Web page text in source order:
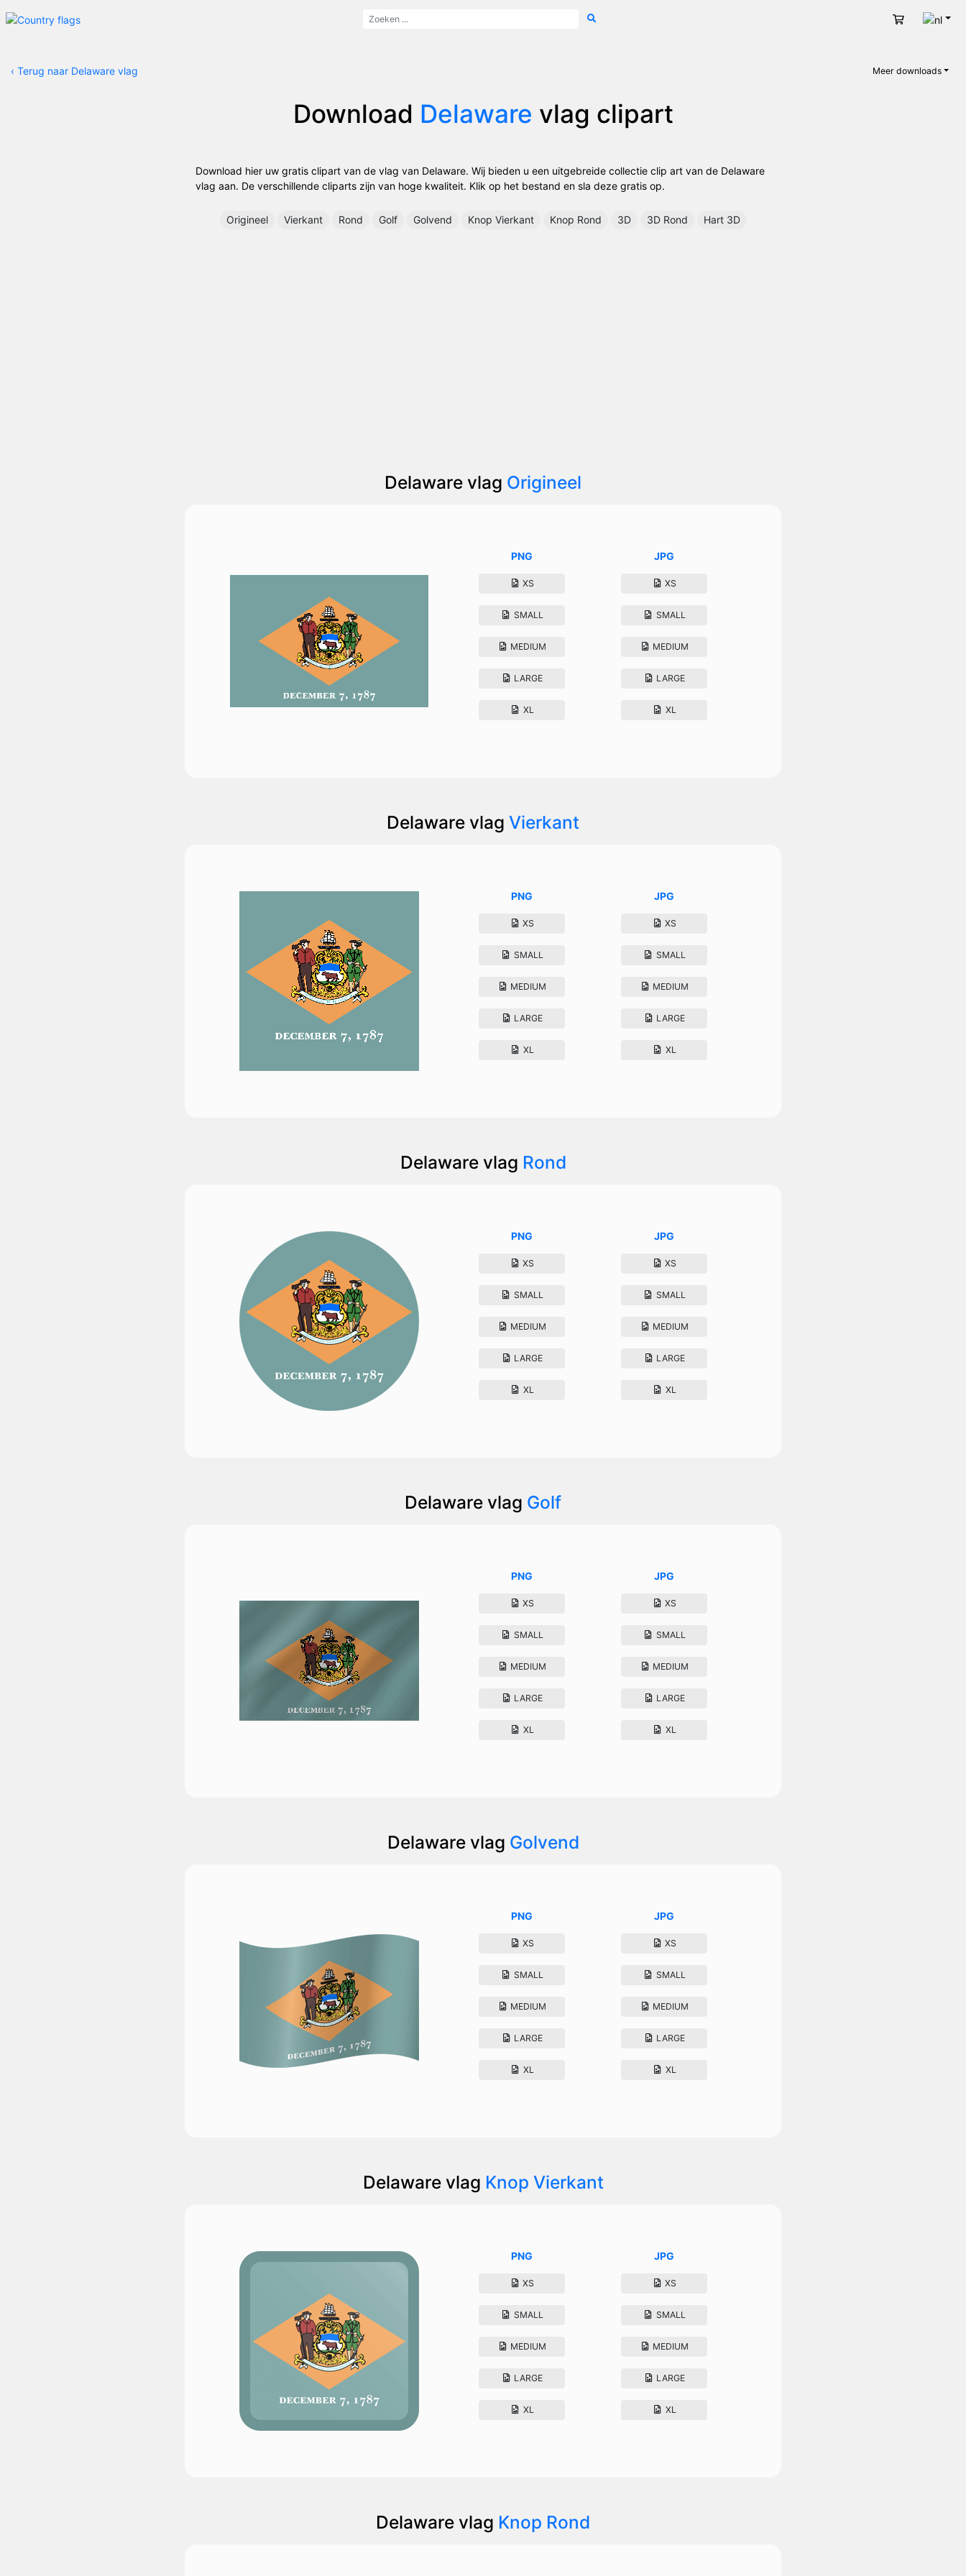
Winkelwagen
‹ Terug naar Delaware vlag Meer downloads
Download Delaware vlag clipart
Download hier uw gratis clipart van de vlag van Delaware. Wij bieden u een uitgebreide collectie clip art van de Delaware
vlag aan. De verschillende cliparts zijn van hoge kwaliteit. Klik op het bestand en sla deze gratis op.
Origineel Vierkant Rond Golf Golvend Knop Vierkant Knop Rond 3D 3D Rond Hart 3D
Delaware vlag Origineel
PNG
XS
SMALL
MEDIUM
LARGE
XL
JPG
XS
SMALL
MEDIUM
LARGE
XL
Delaware vlag Vierkant
PNG
XS
SMALL
MEDIUM
LARGE
XL
JPG
XS
SMALL
MEDIUM
LARGE
XL
Delaware vlag Rond
PNG
XS
SMALL
MEDIUM
LARGE
XL
JPG
XS
SMALL
MEDIUM
LARGE
XL
Delaware vlag Golf
PNG
XS
SMALL
MEDIUM
LARGE
XL
JPG
XS
SMALL
MEDIUM
LARGE
XL
Delaware vlag Golvend
PNG
XS
SMALL
MEDIUM
LARGE
XL
JPG
XS
SMALL
MEDIUM
LARGE
XL
Delaware vlag Knop Vierkant
PNG
XS
SMALL
MEDIUM
LARGE
XL
JPG
XS
SMALL
MEDIUM
LARGE
XL
Delaware vlag Knop Rond